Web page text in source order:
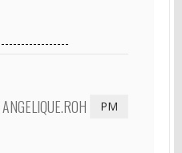
ANGELIQUE.ROH PM